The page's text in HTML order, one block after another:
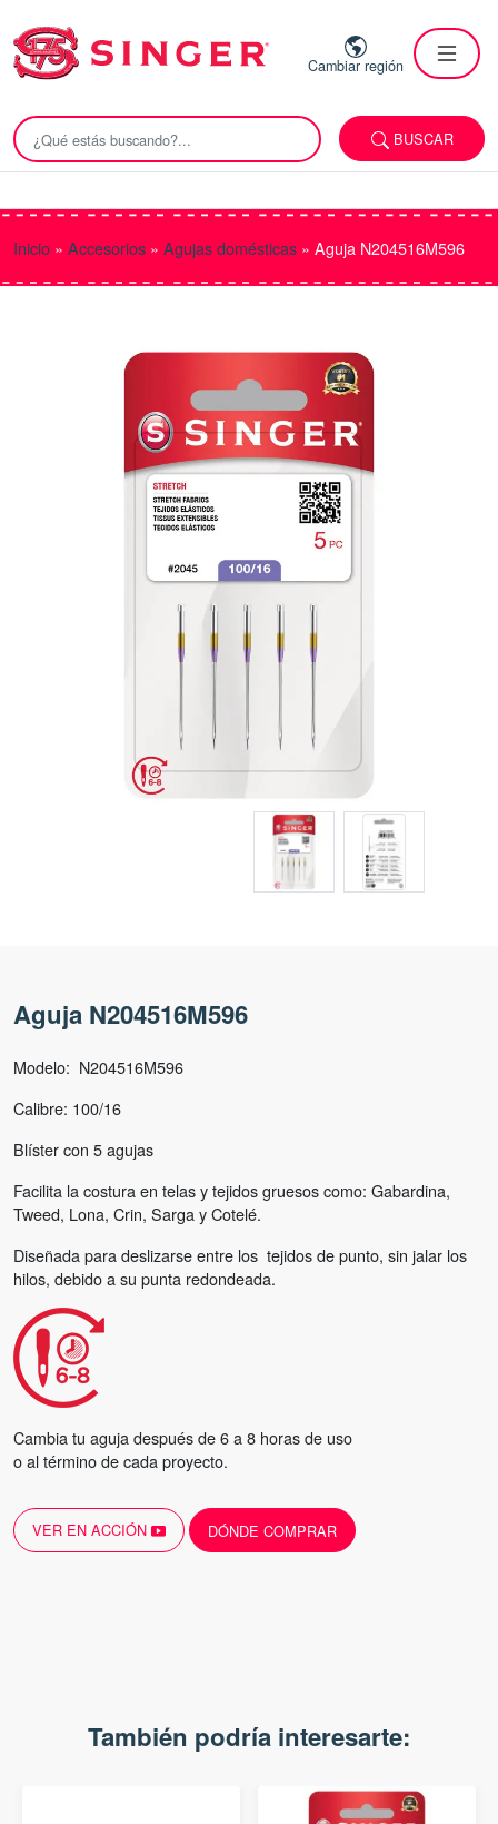
Cambiar región
BUSCAR
Inicio » Accesorios » Agujas domésticas » Aguja N204516M596
Aguja N204516M596
Modelo: N204516M596
Calibre: 100/16
Blíster con 5 agujas
Facilita la costura en telas y tejidos gruesos como: Gabardina,
Tweed, Lona, Crin, Sarga y Cotelé.​
Diseñada para deslizarse entre los tejidos de punto, sin jalar los
hilos, debido a su punta redondeada.​
Cambia tu aguja después de 6 a 8 horas de uso
o al término de cada proyecto.
VER EN ACCIÓN DÓNDE COMPRAR
También podría interesarte: